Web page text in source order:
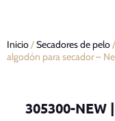
Inicio/Secadores de pelo/
algodón para secador –
305300-NEW